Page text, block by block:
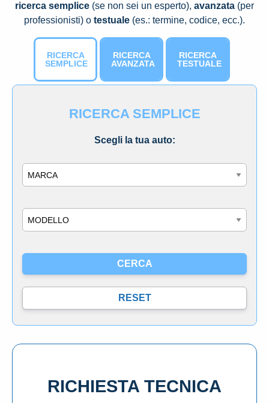
ricerca semplice (se non sei un esperto), avanzata (per
professionisti) o testuale (es.: termine, codice, ecc.).
RICERCA
SEMPLICE
RICERCA
AVANZATA
RICERCA
TESTUALE
RICERCA SEMPLICE
Scegli la tua auto:
RICHIESTA TECNICA